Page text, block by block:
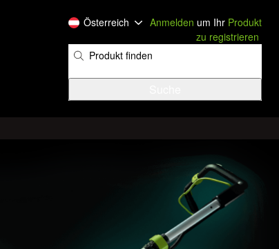
Österreich Anmelden um Ihr Produkt
zu registrieren